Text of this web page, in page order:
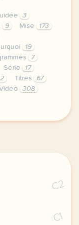
3
9 Mise
173
19
7
Série
17
2 Titres
67
308
de votre vie
C2
C1